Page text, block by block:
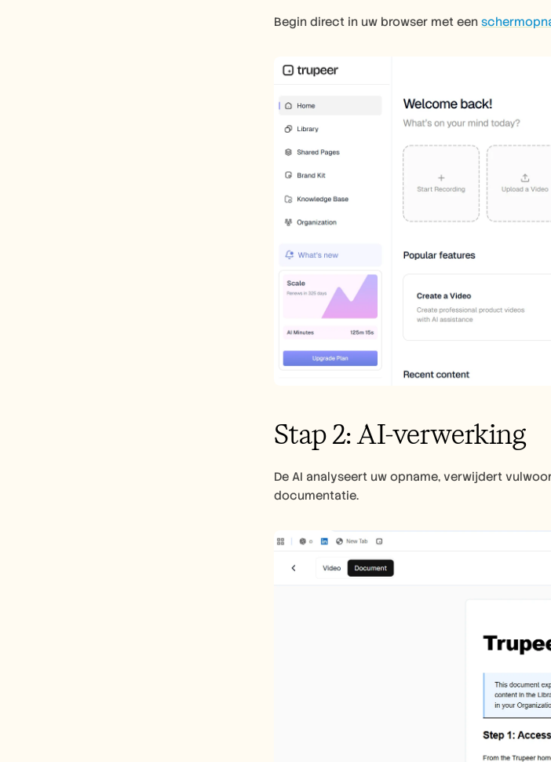
Begin direct in uw browser met een
Stap 2: AI-verwerking
De AI analyseert uw opname, verwijdert
documentatie.